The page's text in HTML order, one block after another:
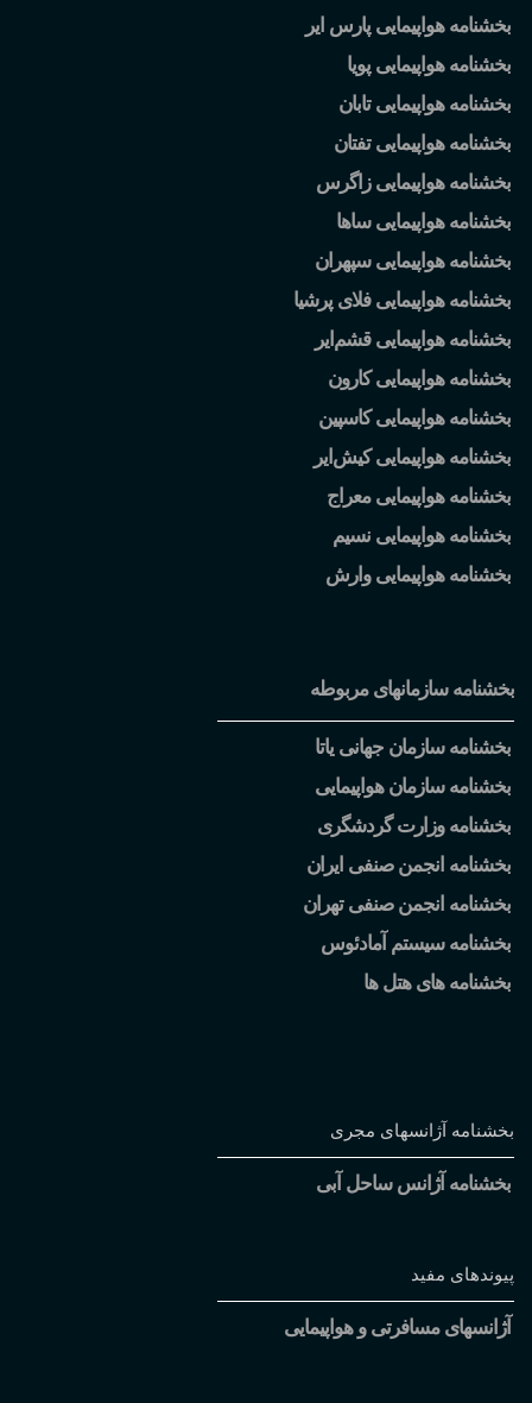
بخشنامه هواپیمایی پارس ایر
بخشنامه هواپیمایی پویا
بخشنامه هواپیمایی تابان
بخشنامه هواپیمایی تفتان
بخشنامه هواپیمایی زاگرس
بخشنامه هواپیمایی ساها
بخشنامه هواپیمایی سپهران
بخشنامه هواپیمایی فلای پرشیا
بخشنامه هواپیمایی قشم ایر
بخشنامه هواپیمایی کارون
بخشنامه هواپیمایی کاسپین
بخشنامه هواپیمایی کیش ایر
بخشنامه هواپیمایی معراج
بخشنامه هواپیمایی نسیم
بخشنامه هواپیمایی وارش
بخشنامه سازمانهای مربوطه
بخشنامه سازمان جهانی یاتا
بخشنامه سازمان هواپیمایی
بخشنامه وزارت گردشگری
بخشنامه انجمن صنفی ایران
بخشنامه انجمن صنفی تهران
بخشنامه سیستم آمادئوس
بخشنامه های هتل ها
بخشنامه آژانسهای مجری
بخشنامه آژانس ساحل آبی
پیوندهای مفید
آژانسهای مسافرتی و هواپیمایی